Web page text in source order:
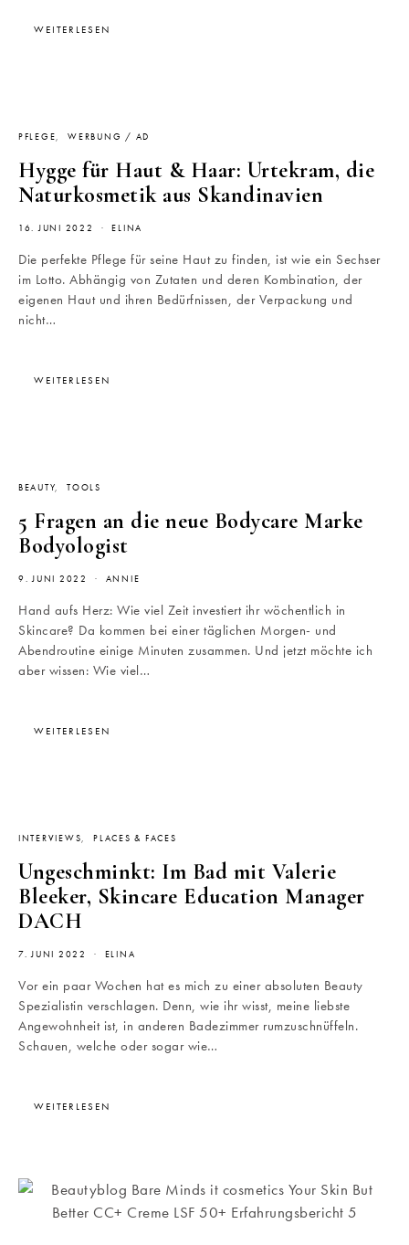
WEITERLESEN
PFLEGE WERBUNG / AD
Hygge für Haut & Haar: Urtekram, die
Naturkosmetik aus Skandinavien
16. JUNI 2022 ELINA
Die perfekte Pflege für seine Haut zu finden, ist wie ein Sechser
im Lotto. Abhängig von Zutaten und deren Kombination, der
eigenen Haut und ihren Bedürfnissen, der Verpackung und
nicht…
WEITERLESEN
BEAUTY TOOLS
5 Fragen an die neue Bodycare Marke
Bodyologist
9. JUNI 2022 ANNIE
Hand aufs Herz: Wie viel Zeit investiert ihr wöchentlich in
Skincare? Da kommen bei einer täglichen Morgen- und
Abendroutine einige Minuten zusammen. Und jetzt möchte ich
aber wissen: Wie viel…
WEITERLESEN
INTERVIEWS PLACES & FACES
Ungeschminkt: Im Bad mit Valerie
Bleeker, Skincare Education Manager
DACH
7. JUNI 2022 ELINA
Vor ein paar Wochen hat es mich zu einer absoluten Beauty
Spezialistin verschlagen. Denn, wie ihr wisst, meine liebste
Angewohnheit ist, in anderen Badezimmer rumzuschnüffeln.
Schauen, welche oder sogar wie…
WEITERLESEN